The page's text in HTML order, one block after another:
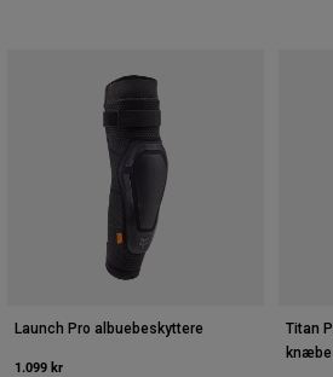
Launch Pro albuebeskyttere
1.099 kr
Titan